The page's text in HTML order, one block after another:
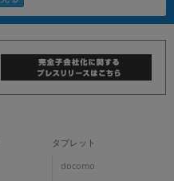
タブレット
docomo